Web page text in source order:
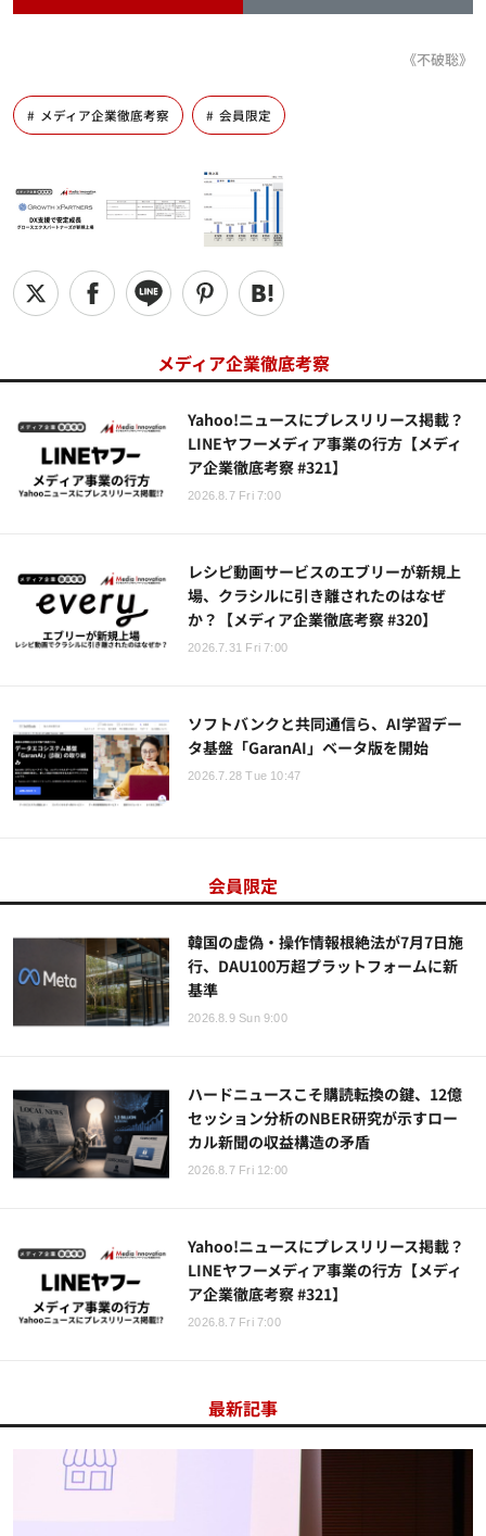
《不破聡》
メディア企業徹底考察 会員限定
メディア企業徹底考察
Yahoo!ニュースにプレスリリース掲載？
LINEヤフーメディア事業の行方【メディ
ア企業徹底考察 #321】
2026.8.7 Fri 7:00
レシピ動画サービスのエブリーが新規上
場、クラシルに引き離されたのはなぜ
か？【メディア企業徹底考察 #320】
2026.7.31 Fri 7:00
ソフトバンクと共同通信ら、AI学習デー
タ基盤「GaranAI」ベータ版を開始
2026.7.28 Tue 10:47
会員限定
韓国の虚偽・操作情報根絶法が7月7日施
行、DAU100万超プラットフォームに新
基準
2026.8.9 Sun 9:00
ハードニュースこそ購読転換の鍵、12億
セッション分析のNBER研究が示すロー
カル新聞の収益構造の矛盾
2026.8.7 Fri 12:00
Yahoo!ニュースにプレスリリース掲載？
LINEヤフーメディア事業の行方【メディ
ア企業徹底考察 #321】
2026.8.7 Fri 7:00
最新記事